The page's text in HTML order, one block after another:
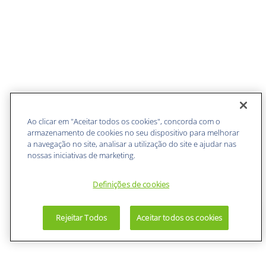
Ao clicar em "Aceitar todos os cookies", concorda com o
armazenamento de cookies no seu dispositivo para melhorar
a navegação no site, analisar a utilização do site e ajudar nas
nossas iniciativas de marketing.
Definições de cookies
Rejeitar Todos Aceitar todos os cookies